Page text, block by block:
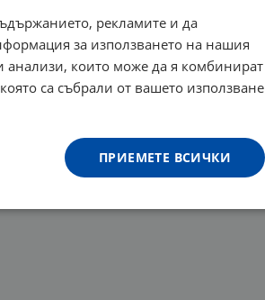
рекламите и да
за използването на нашия
анализи, които може да я комбинират
са събрали от вашето използване
ПРИЕМЕТЕ ВСИЧКИ